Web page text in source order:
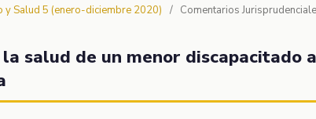
y Salud 5 (enero-diciembre 2020) / Comentarios
salud de un menor discapacitado a